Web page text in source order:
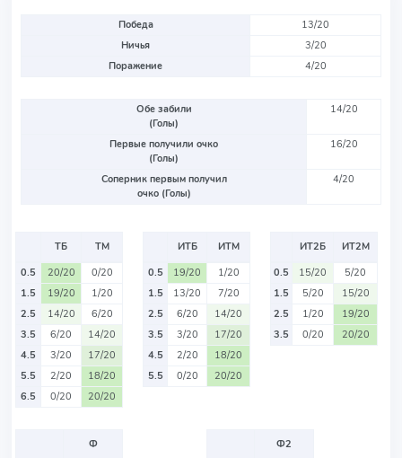
Победа
13/20
Ничья
3/20
Поражение
4/20
Обе забили
(Голы)
14/20
Первые получили очко
(Голы)
16/20
Соперник первым получил
очко (Голы)
4/20
ТБ
ТМ
0.5
20/20
0/20
1.5
19/20
1/20
2.5
14/20
6/20
3.5
6/20
14/20
4.5
3/20
17/20
5.5
2/20
18/20
6.5
0/20 20/20
ИТБ
ИТМ
0.5
19/20
1/20
1.5
13/20
7/20
2.5
6/20
14/20
3.5
3/20
17/20
4.5
2/20
18/20
5.5
0/20 20/20
ИТ2Б
ИТ2М
0.5
15/20
5/20
1.5
5/20
15/20
2.5
1/20
19/20
3.5
0/20 20/20
Ф
Ф2